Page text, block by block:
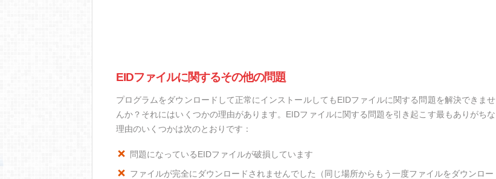
EIDファイルに関するその他の問題
プログラムをダウンロードして正常にインストールしてもEIDファイルに関する問題を解決できませ
んか？それにはいくつかの理由があります。EIDファイルに関する問題を引き起こす最もありがちな
理由のいくつかは次のとおりです：
問題になっているEIDファイルが破損しています
ファイルが完全にダウンロードされませんでした（同じ場所からもう一度ファイルをダウンロー